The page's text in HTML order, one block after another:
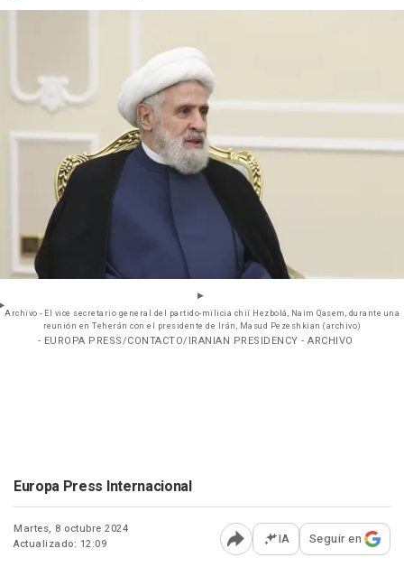
Archivo - El vice secretario general del partido-milicia chií Hezbolá, Naim Qasem, durante una
reunión en Teherán con el presidente de Irán, Masud Pezeshkian (archivo)
- EUROPA PRESS/CONTACTO/IRANIAN PRESIDENCY - ARCHIVO
Europa Press Internacional
Martes, 8 octubre 2024
Actualizado: 12:09
Abrir opciones para
IA Seguir en